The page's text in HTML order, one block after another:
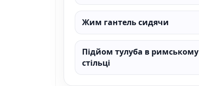
Жим гантель сидячи
Підйом тулуба в римському
стільці